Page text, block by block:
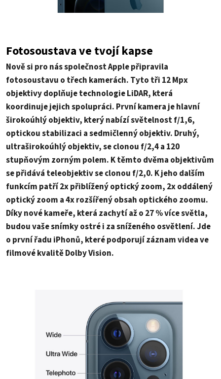
Fotosoustava ve tvojí kapse
Nově si pro nás společnost Apple připravila
fotosoustavu o třech kamerách. Tyto tři 12 Mpx
objektivy doplňuje technologie LiDAR, která
koordinuje jejich spolupráci. První kamera je hlavní
širokoúhlý objektiv, který nabízí světelnost f/1,6,
optickou stabilizaci a sedmičlenný objektiv. Druhý,
ultraširokoúhlý objektiv, se clonou f/2,4 a 120
stupňovým zorným polem. K těmto dvěma objektivům
se přidává teleobjektiv se clonou f/2,0. K jeho dalším
funkcím patří 2x přiblížený optický zoom, 2x oddálený
optický zoom a 4x rozšířený obsah optického zoomu.
Díky nové kameře, která zachytí až o 27 % více světla,
budou vaše snímky ostré i za sníženého osvětlení. Jde
o první řadu iPhonů, které podporují záznam videa ve
filmové kvalitě Dolby Vision.